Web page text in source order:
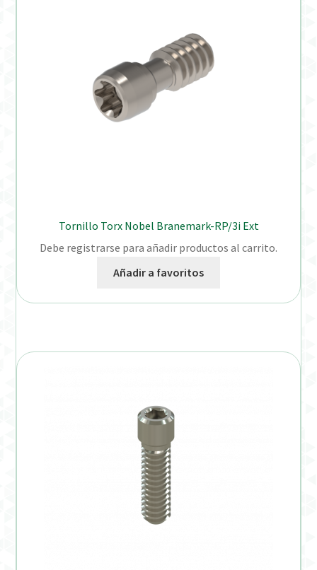
Tornillo Torx Nobel Branemark-RP/3i Ext
Debe registrarse para añadir productos al carrito.
Añadir a favoritos